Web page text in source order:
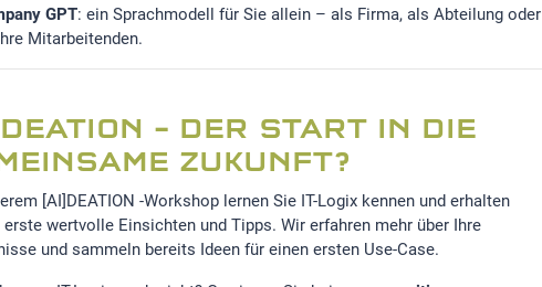
GPT: ein Sprachmodell für Sie allein – als Firma, als Abteilung oder
Mitarbeitenden.
– DER START IN DIE
ZUKUNFT?
[AI]DEATION -Workshop lernen Sie IT-Logix kennen und erhalten
erste wertvolle Einsichten und Tipps. Wir erfahren mehr über Ihre
und sammeln bereits Ideen für einen ersten Use-Case.
Ideen weiter
Philippe Baur,
Gruppe